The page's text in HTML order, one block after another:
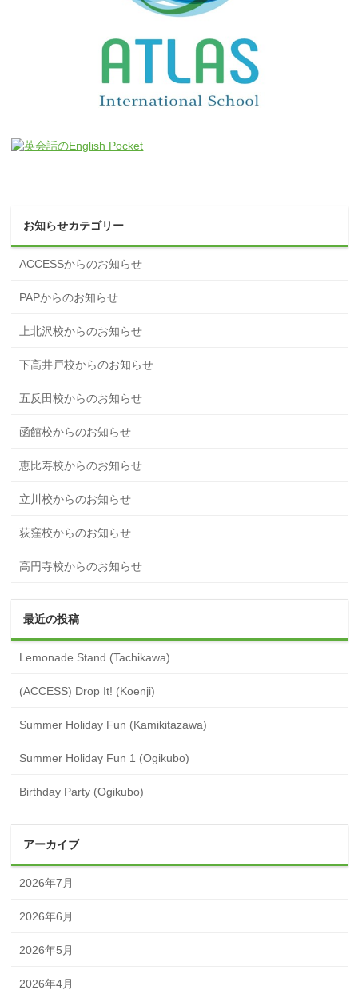
お知らせカテゴリー
ACCESSからのお知らせ
PAPからのお知らせ
上北沢校からのお知らせ
下高井戸校からのお知らせ
五反田校からのお知らせ
函館校からのお知らせ
恵比寿校からのお知らせ
立川校からのお知らせ
荻窪校からのお知らせ
高円寺校からのお知らせ
最近の投稿
Lemonade Stand (Tachikawa)
(ACCESS) Drop It! (Koenji)
Summer Holiday Fun (Kamikitazawa)
Summer Holiday Fun 1 (Ogikubo)
Birthday Party (Ogikubo)
アーカイブ
2026年7月
2026年6月
2026年5月
2026年4月